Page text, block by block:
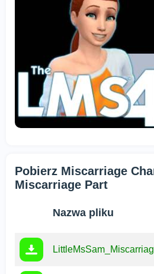
Pobierz Miscarriage
Miscarriage Part
Nazwa pliku